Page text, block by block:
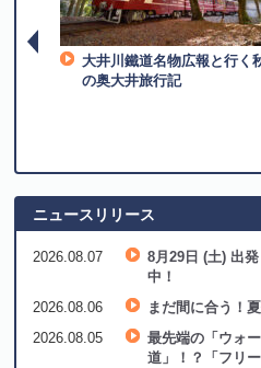
大井川鐵道名物広報と行く
の奥大井旅行記
ニュースリリース
2026.08.07
8月29日 (土) 出
中！
2026.08.06
まだ間に合う！
2026.08.05
最先端の「ウォ
道」！？「フリ